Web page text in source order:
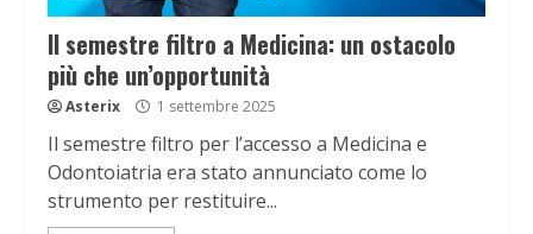
Il semestre filtro a Medicina: un ostacolo
più che un’opportunità
Asterix 1 settembre 2025
Il semestre filtro per l’accesso a Medicina e
Odontoiatria era stato annunciato come lo
strumento per restituire...